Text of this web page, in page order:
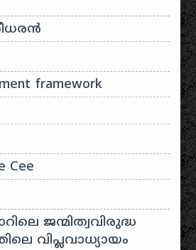
framework
Cee
ജന്മിത്വവിരുദ്ധ
വിപ്ലവാധ്യായം